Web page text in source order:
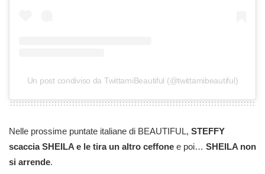
Un post condiviso da TwittamiBeautiful (@twittamibeautiful)
Nelle prossime puntate italiane di BEAUTIFUL, STEFFY
scaccia SHEILA e le tira un altro ceffone e poi… SHEILA non
si arrende.